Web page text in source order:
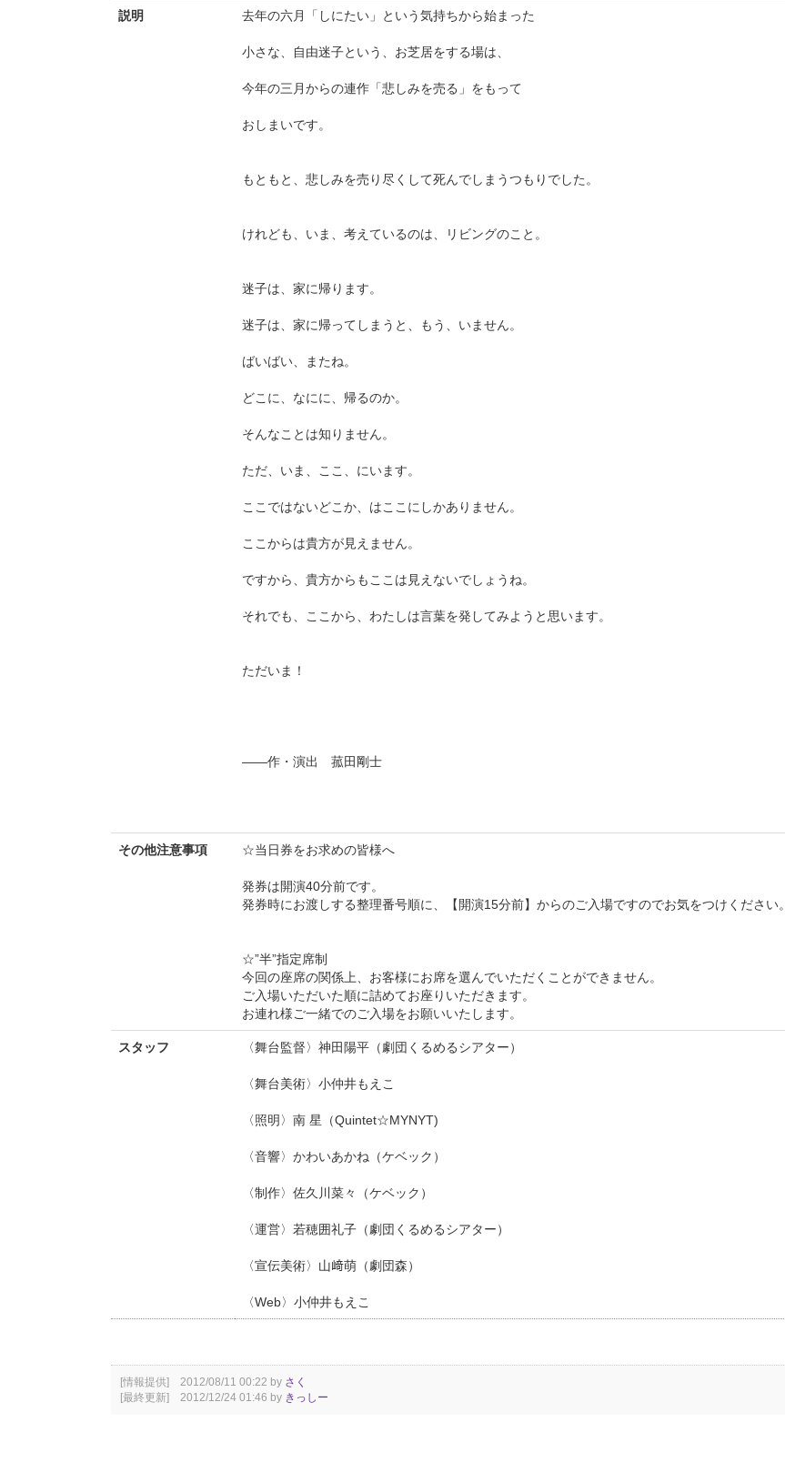
説明 去年の六月「しにたい」という気持ちから始まった
小さな、自由迷子という、お芝居をする場は、
今年の三月からの連作「悲しみを売る」をもって
おしまいです。
もともと、悲しみを売り尽くして死んでしまうつもりでした。
けれども、いま、考えているのは、リビングのこと。
迷子は、家に帰ります。
迷子は、家に帰ってしまうと、もう、いません。
ばいばい、またね。
どこに、なにに、帰るのか。
そんなことは知りません。
ただ、いま、ここ、にいます。
ここではないどこか、はここにしかありません。
ここからは貴方が見えません。
ですから、貴方からもここは見えないでしょうね。
それでも、ここから、わたしは言葉を発してみようと思います。
ただいま！
――作・演出 菰田剛士
その他注意事項 ☆当日券をお求めの皆様へ
発券は開演40分前です。
発券時にお渡しする整理番号順に、【開演15分前】からのご入場ですのでお気をつけください。
☆”半”指定席制
今回の座席の関係上、お客様にお席を選んでいただくことができません。
ご入場いただいた順に詰めてお座りいただきます。
お連れ様ご一緒でのご入場をお願いいたします。
スタッフ 〈舞台監督〉神田陽平（劇団くるめるシアター）
〈舞台美術〉小仲井もえこ
〈照明〉南 星（Quintet☆MYNYT)
〈音響〉かわいあかね（ケベック）
〈制作〉佐久川菜々（ケベック）
〈運営〉若穂囲礼子（劇団くるめるシアター）
〈宣伝美術〉山﨑萌（劇団森）
〈Web〉小仲井もえこ
[情報提供] 2012/08/11 00:22 by さく
[最終更新] 2012/12/24 01:46 by きっしー